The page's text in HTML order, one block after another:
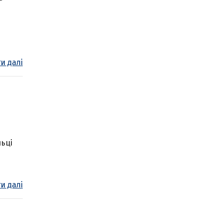
далі
далі